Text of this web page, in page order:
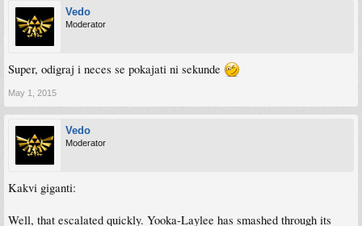
Vedo
Moderator
Super, odigraj i neces se pokajati ni sekunde
May 1, 2015
Vedo
Moderator
Kakvi giganti:
Well, that escalated quickly. Yooka-Laylee has smashed through its